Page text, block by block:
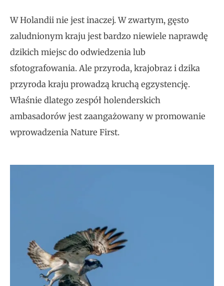
W Holandii nie jest inaczej. W zwartym, gęsto
zaludnionym kraju jest bardzo niewiele naprawdę
dzikich miejsc do odwiedzenia lub
sfotografowania. Ale przyroda, krajobraz i dzika
przyroda kraju prowadzą kruchą egzystencję.
Właśnie dlatego zespół holenderskich
ambasadorów jest zaangażowany w promowanie
wprowadzenia Nature First.